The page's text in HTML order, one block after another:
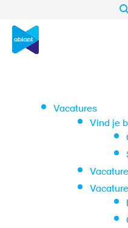
Vacatures
Vind je